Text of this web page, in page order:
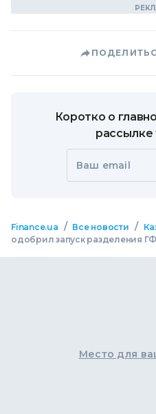
Коротко о
рассылке
Ваш email
Finance.ua / Все новости /
одобрил запуск разделения
Место для